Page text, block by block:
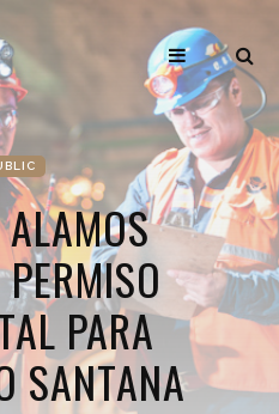
PARA
SANTANA